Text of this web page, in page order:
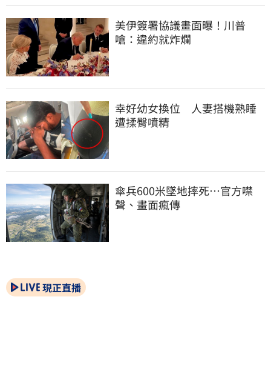
美伊簽署協議畫面曝！川普
嗆：違約就炸爛
幸好幼女換位　人妻搭機熟睡
遭揉臀噴精
傘兵600米墜地摔死…官方噤
聲、畫面瘋傳
現正直播